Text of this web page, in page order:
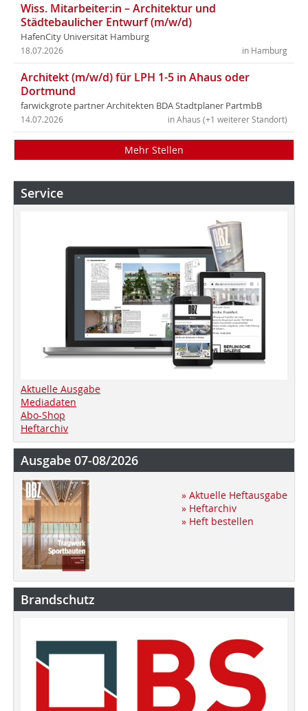
Wiss. Mitarbeiter:in – Architektur und
Städtebaulicher Entwurf (m/w/d)
HafenCity Universität Hamburg
in Hamburg
18.07.2026
Architekt (m/w/d) für LPH 1-5 in Ahaus oder
Dortmund
farwickgrote partner Architekten BDA Stadtplaner PartmbB
in Ahaus (+1 weiterer Standort)
14.07.2026
Mehr Stellen
Service
Aktuelle Ausgabe
Mediadaten
Abo-Shop
Heftarchiv
Ausgabe 07-08/2026
» Aktuelle Heftausgabe
» Heftarchiv
» Heft bestellen
Brandschutz